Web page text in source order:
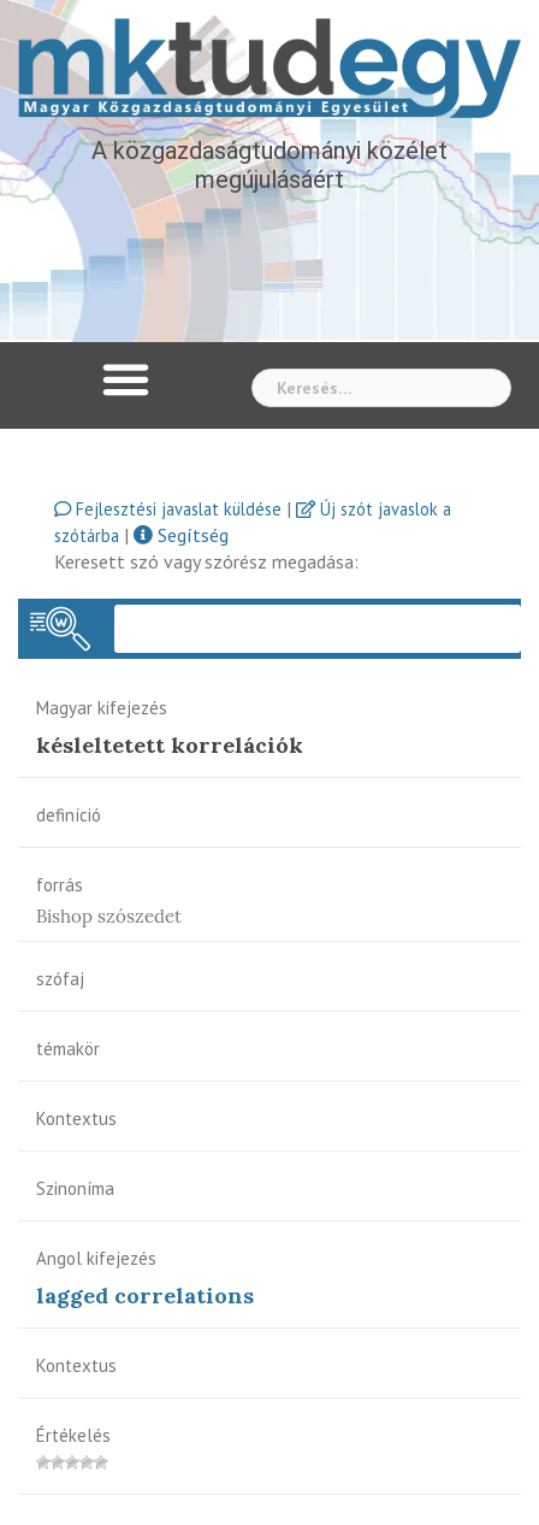
A közgazdaságtudományi közélet
megújulásáért
Fejlesztési javaslat küldése |
Új szót javaslok a
szótárba |
Segítség
Keresett szó vagy szórész megadása:
Magyar kifejezés
késleltetett korrelációk
definíció
forrás
Bishop szószedet
szófaj
témakör
Kontextus
Szinoníma
Angol kifejezés
lagged correlations
Kontextus
Értékelés